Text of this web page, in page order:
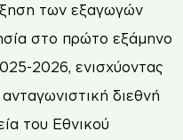
των εξαγωγών
στο πρώτο εξάμηνο
2026, ενισχύοντας
διεθνή
του Εθνικού